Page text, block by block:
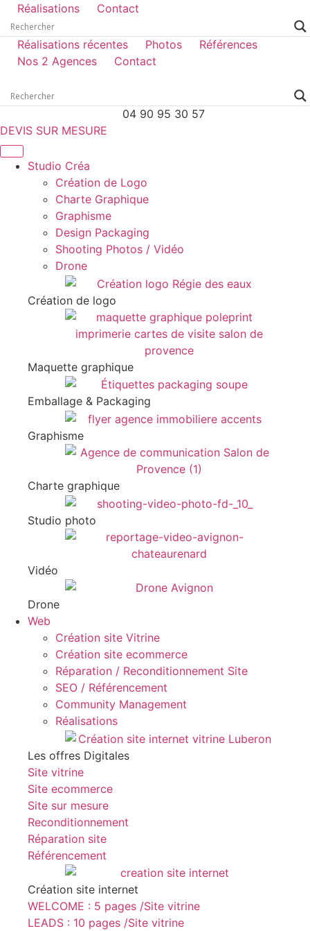
Réalisations Contact
Réalisations récentes Photos
Références
Nos 2 Agences
Contact
04 90 95 30 57
DEVIS SUR MESURE
Studio Créa
Création de Logo
Charte Graphique
Graphisme
Design Packaging
Shooting Photos / Vidéo
Drone
Création de logo
Maquette graphique
Emballage & Packaging
Graphisme
Charte graphique
Studio photo
Vidéo
Drone
Web
Création site Vitrine
Création site ecommerce
Réparation / Reconditionnement Site
SEO / Référencement
Community Management
Réalisations
Les offres Digitales
Site vitrine
Site ecommerce
Site sur mesure
Reconditionnement
Réparation site
Référencement
Création site internet
WELCOME : 5 pages /Site vitrine
LEADS : 10 pages /Site vitrine